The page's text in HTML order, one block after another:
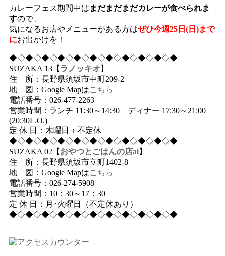
カレーフェス期間中は まだまだまだカレーが食べられま
すので、
気になるお店やメニューがある方はぜひ今週25日(日)まで
にお出かけを！
◆◇◆◇◆◇◆◇◆◇◆◇◆◇◆◇◆◇◆◇◆
SUZAKA 13【 ラノッキオ 】
住 所：長野県須坂市中町209-2
地 図：Google Mapはこちら
電話番号：026-477-2263
営業時間：ランチ 11:30～14:30 ディナー 17:30～21:00
(20:30L.O.)
定 休 日：木曜日＋不定休
◆◇◆◇◆◇◆◇◆◇◆◇◆◇◆◇◆◇◆◇◆
SUZAKA 02【 おやつとごはんの店ai】
住 所：長野県須坂市立町1402-8
地 図：Google Mapはこちら
電話番号：026-274-5908
営業時間：10：30～17：30
定 休 日：月･火曜日（不定休あり）
◆◇◆◇◆◇◆◇◆◇◆◇◆◇◆◇◆◇◆◇◆